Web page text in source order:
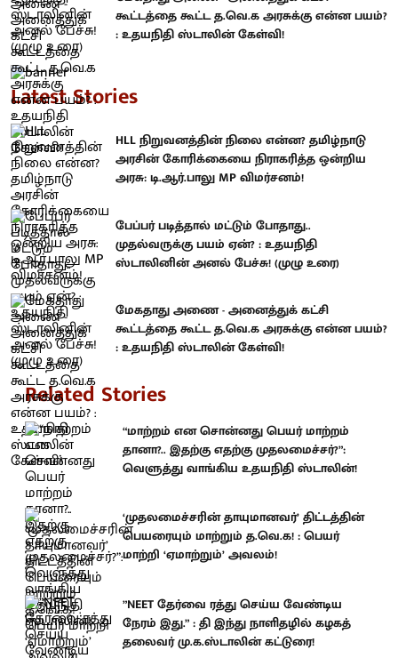
கூட்டத்தை கூட்ட த.வெ.க அரசுக்கு என்ன பயம்?
: உதயநிதி ஸ்டாலின் கேள்வி!
Latest Stories
HLL நிறுவனத்தின் நிலை என்ன? தமிழ்நாடு
அரசின் கோரிக்கையை நிராகரித்த ஒன்றிய
அரசு: டி.ஆர்.பாலு MP விமர்சனம்!
பேப்பர் படித்தால் மட்டும் போதாது..
முதல்வருக்கு பயம் ஏன்? : உதயநிதி
ஸ்டாலினின் அனல் பேச்சு! (முழு உரை)
மேகதாது அணை - அனைத்துக் கட்சி
கூட்டத்தை கூட்ட த.வெ.க அரசுக்கு என்ன பயம்?
: உதயநிதி ஸ்டாலின் கேள்வி!
Related Stories
“மாற்றம் என சொன்னது பெயர் மாற்றம்
தானா?.. இதற்கு எதற்கு முதலமைச்சர்?”:
வெளுத்து வாங்கிய உதயநிதி ஸ்டாலின்!
‘முதலமைச்சரின் தாயுமானவர்’ திட்டத்தின்
பெயரையும் மாற்றும் த.வெ.க! : பெயர்
மாற்றி ‘ஏமாற்றும்’ அவலம்!
”NEET தேர்வை ரத்து செய்ய வேண்டிய
நேரம் இது.” : தி இந்து நாளிதழில் கழகத்
தலைவர் மு.க.ஸ்டாலின் கட்டுரை!